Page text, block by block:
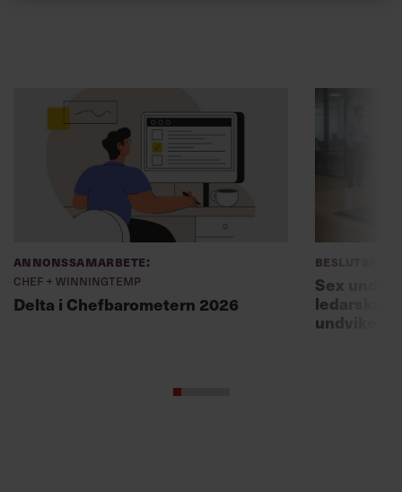
Annonssamarbete:
Chef + Winningtemp
Delta i Chefbarometern 2026
Sex
undviker